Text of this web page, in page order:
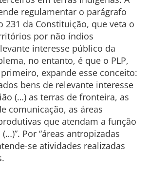
regulamentar o parágrafo
231 da Constituição, que veta o
por não índios
interesse público da
no entanto, é que o PLP,
expande esse conceito:
bens de relevante interesse
(…) as terras de fronteira, as
comunicação, as áreas
que atendam a função
Por “áreas antropizadas
se atividades realizadas